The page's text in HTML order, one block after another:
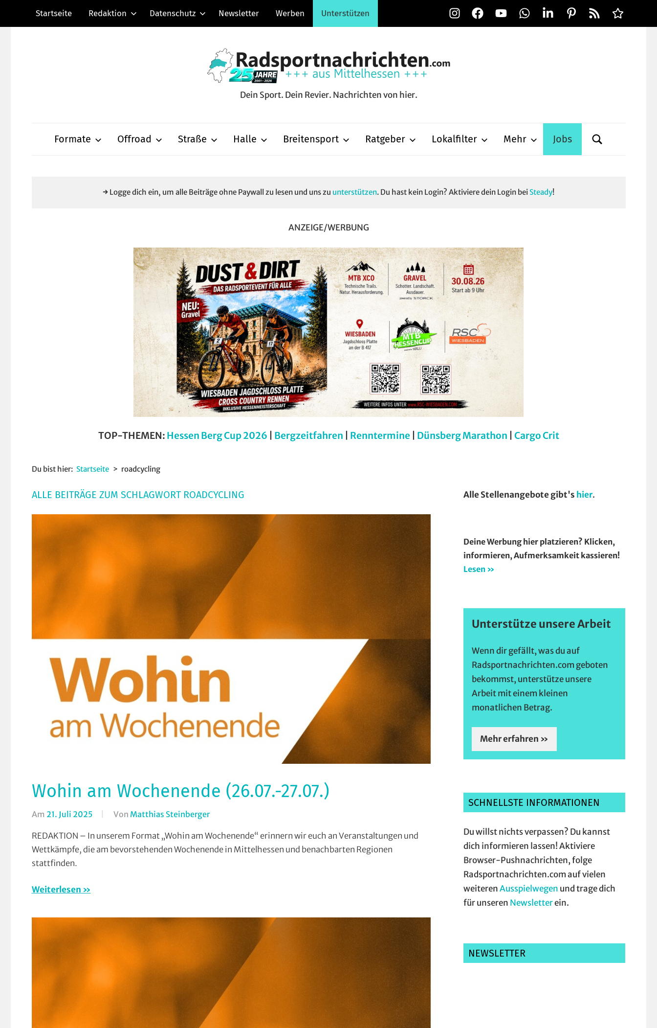
InstagramFacebookYouTubeWhatsAppLinkedInPinterest
RSS-
Feed
Alle
Startseite Redaktion Datenschutz Newsletter Werben Unterstützen
Radsportnachrichten.com
aus
Dein Sport. Dein Revier. Nachrichten von hier.
Formate Offroad Straße Halle Breitensport Ratgeber Lokalfilter Mehr Jobs
→ Logge dich ein, um alle Beiträge ohne Paywall zu lesen und uns zu unterstützen. Du hast kein Login? Aktiviere dein Login bei Steady!
ANZEIGE/WERBUNG
TOP-THEMEN: Hessen Berg Cup 2026 Bergzeitfahren Renntermine Dünsberg Marathon Cargo Crit
Du bist hier: Startseite roadcycling
ALLE BEITRÄGE ZUM SCHLAGWORT ROADCYCLING
Wohin am Wochenende (26.07.-27.07.)
Am 21. Juli 2025 Von Matthias SteinbergerIn
Wohin
am
REDAKTION – In unserem Format „Wohin am Wochenende“ erinnern wir euch an Veranstaltungen und
Wettkämpfe, die am bevorstehenden Wochenende in Mittelhessen und benachbarten Regionen
stattfinden.
Weiterlesen
Alle Stellenangebote gibt's hier.
Deine Werbung hier platzieren? Klicken,
informieren, Aufmerksamkeit kassieren!
Lesen »
Unterstütze unsere Arbeit
Wenn dir gefällt, was du auf
Radsportnachrichten.com geboten
bekommst, unterstütze unsere
Arbeit mit einem kleinen
monatlichen Betrag.
Mehr erfahren »
SCHNELLSTE INFORMATIONEN
Du willst nichts verpassen? Du kannst
dich informieren lassen! Aktiviere
Browser-Pushnachrichten, folge
Radsportnachrichten.com auf vielen
weiterenAusspielwegen und trage dich
für unseren Newsletterein.
NEWSLETTER